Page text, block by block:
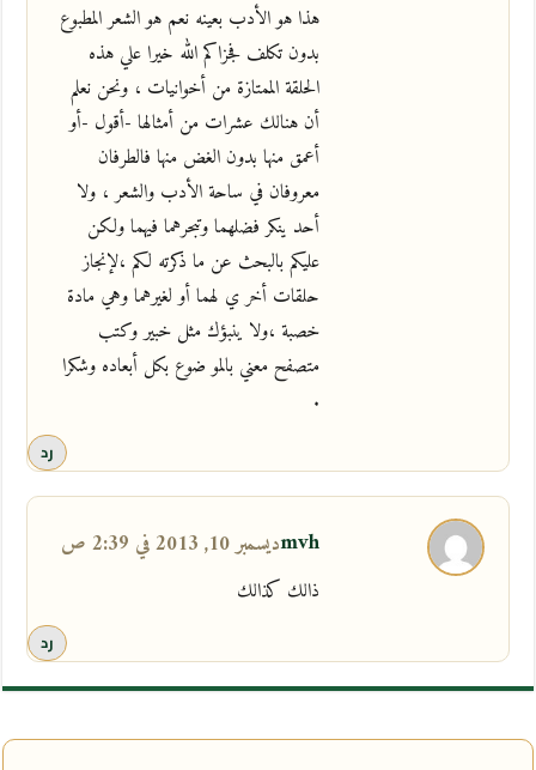
هذا هو الأدب بعينه نعم هو الشعر المطبوع
بدون تكلف فجزاكم الله خيرا علي هذه
الحلقة الممتازة من أخوانيات ، ونحن نعلم
أن هنالك عشرات من أمثالها -أقول -أو
أعمق منها بدون الغض منها فالطرفان
معروفان في ساحة الأدب والشعر ، ولا
أحد ينكر فضلهما وتبحرهما فيهما ولكن
عليكم بالبحث عن ما ذكرته لكم ،لإنجاز
حلقات أخر ي لهما أو لغيرهما وهي مادة
خصبة ،ولا ينبؤك مثل خبير وكتب
متصفح معني بالمو ضوع بكل أبعاده وشكرا
.
رد
mvhديسمبر 10, 2013 في 2:39 ص
ذالك كذالك
رد